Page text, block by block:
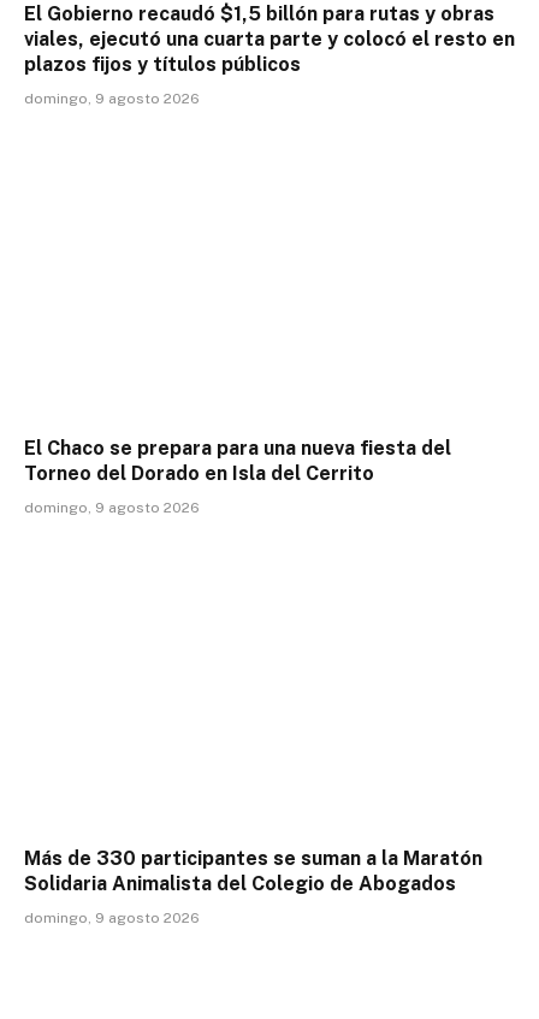
El Gobierno recaudó $1,5 billón para rutas y obras
viales, ejecutó una cuarta parte y colocó el resto en
plazos fijos y títulos públicos
domingo, 9 agosto 2026
El Chaco se prepara para una nueva fiesta del
Torneo del Dorado en Isla del Cerrito
domingo, 9 agosto 2026
Más de 330 participantes se suman a la Maratón
Solidaria Animalista del Colegio de Abogados
domingo, 9 agosto 2026